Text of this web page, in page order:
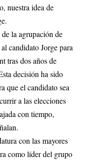
nuestra idea de
la agrupación de
candidato Jorge para
tras dos años de
decisión ha sido
que el candidato sea
a las elecciones
con tiempo,
con las mayores
como líder del grupo